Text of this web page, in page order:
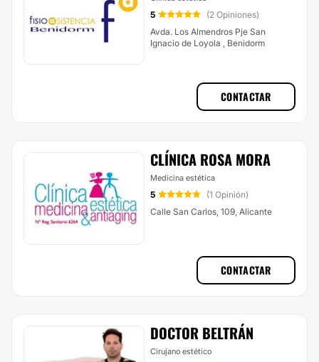
5
(2 Opiniones)
Avda. Los Almendros Pje San
Ignacio de Loyola , Benidorm
CONTACTAR
CLÍNICA ROSA MORA
Medicina estética
5
(1 Opinión)
Calle San Carlos, 109, Alicante
CONTACTAR
DOCTOR BELTRÁN
Cirujano estético